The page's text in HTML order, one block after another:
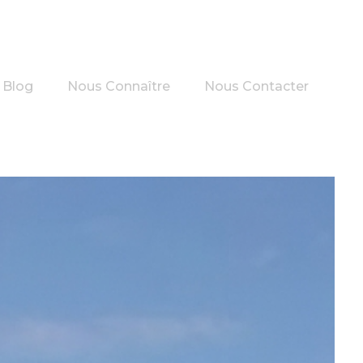
Blog Nous Connaître Nous Contacter